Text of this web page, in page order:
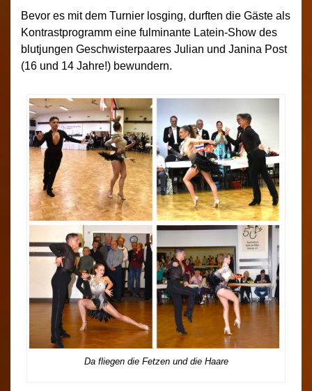
Bevor es mit dem Turnier losging, durften die Gäste als
Kontrastprogramm eine fulminante Latein-Show des
blutjungen Geschwisterpaares Julian und Janina Post
(16 und 14 Jahre!) bewundern.
Da fliegen die Fetzen und die Haare